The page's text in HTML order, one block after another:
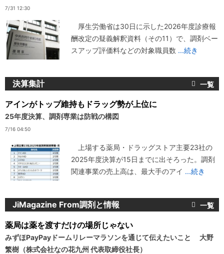
7/31 12:30
厚生労働省は30日に示した2026年度診療報
酬改定の疑義解釈資料（その11）で、調剤ベー
スアップ評価料などの対象職員数 ...続き
決算集計
アインがトップ維持もドラッグ勢が上位に
25年度決算、調剤専業は防戦の構図
7/16 04:50
上場する薬局・ドラッグストア主要23社の
2025年度決算が15日までに出そろった。調剤
関連事業の売上高は、最大手のアイ ...続き
JiMagazine From調剤と情報
薬局は薬を渡すだけの場所じゃない
みずほPayPayドームリレーマラソンを通じて伝えたいこと 大野
繁樹（株式会社なの花九州 代表取締役社長）